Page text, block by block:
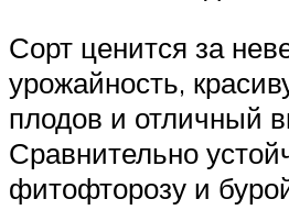
Сорт ценится за
урожайность,
плодов и отличный
Сравнительно
фитофторозу и